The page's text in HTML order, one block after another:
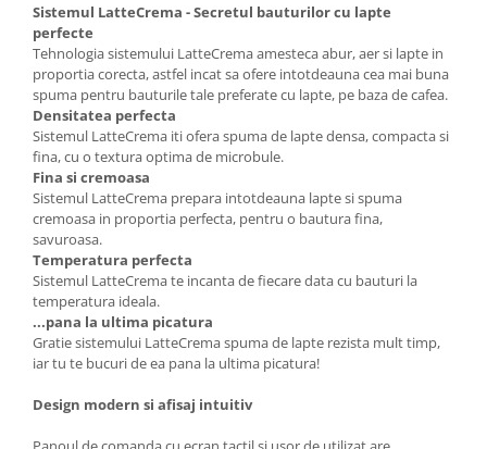
Sistemul LatteCrema - Secretul bauturilor cu lapte
perfecte
Tehnologia sistemului LatteCrema amesteca abur, aer si lapte in
proportia corecta, astfel incat sa ofere intotdeauna cea mai buna
spuma pentru bauturile tale preferate cu lapte, pe baza de cafea.
Densitatea perfecta
Sistemul LatteCrema iti ofera spuma de lapte densa, compacta si
fina, cu o textura optima de microbule.
Fina si cremoasa
Sistemul LatteCrema prepara intotdeauna lapte si spuma
cremoasa in proportia perfecta, pentru o bautura fina,
savuroasa.
Temperatura perfecta
Sistemul LatteCrema te incanta de fiecare data cu bauturi la
temperatura ideala.
...pana la ultima picatura
Gratie sistemului LatteCrema spuma de lapte rezista mult timp,
iar tu te bucuri de ea pana la ultima picatura!
Design modern si afisaj intuitiv